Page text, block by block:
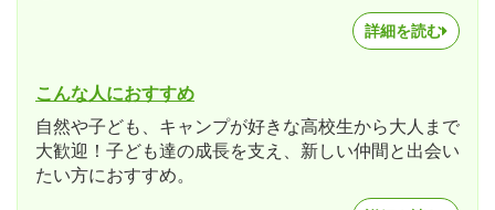
詳細を読む
こんな人におすすめ
自然や子ども、キャンプが好きな高校生から大人まで
大歓迎！子ども達の成長を支え、新しい仲間と出会い
たい方におすすめ。